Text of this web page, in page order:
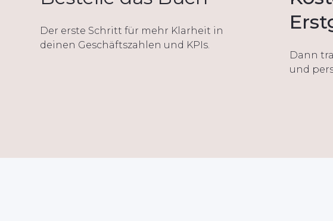
Der erste Schritt für mehr Klarheit in
deinen Geschäftszahlen und KPIs.
Dann
und